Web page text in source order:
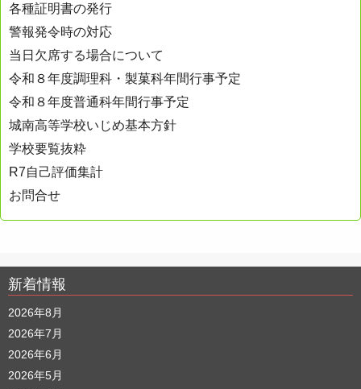
各種証明書の発行
警報発令時の対応
当日欠席する場合について
令和８年度調理科・製菓科年間行事予定
令和８年度普通科年間行事予定
城南高等学校いじめ基本方針
学校要覧抜粋
R7自己評価集計
お問合せ
新着情報
2026年8月
2026年7月
2026年6月
2026年5月